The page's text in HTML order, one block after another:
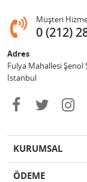
Müşteri
0 (212)
Adres
Fulya Mahallesi Şenol
İstanbul
KURUMSAL
ÖDEME